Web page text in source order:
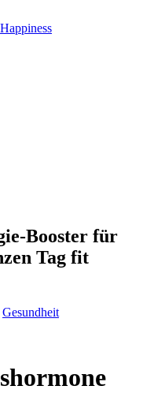
Happiness
Booster für
Tag fit
Gesundheit